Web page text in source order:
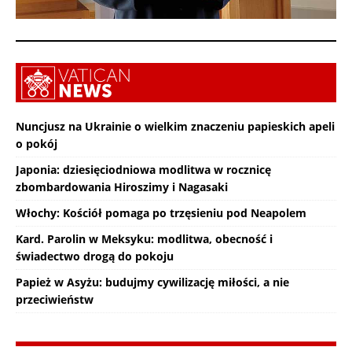
Nuncjusz na Ukrainie o wielkim znaczeniu papieskich apeli
o pokój
Japonia: dziesięciodniowa modlitwa w rocznicę
zbombardowania Hiroszimy i Nagasaki
Włochy: Kościół pomaga po trzęsieniu pod Neapolem
Kard. Parolin w Meksyku: modlitwa, obecność i
świadectwo drogą do pokoju
Papież w Asyżu: budujmy cywilizację miłości, a nie
przeciwieństw